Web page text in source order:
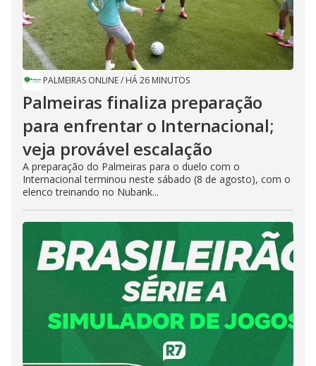
PALMEIRAS ONLINE/ HÁ 26 MINUTOS
Palmeiras finaliza preparação
para enfrentar o Internacional;
veja provável escalação
A preparação do Palmeiras para o duelo com o
Internacional terminou neste sábado (8 de agosto), com o
elenco treinando no Nubank...